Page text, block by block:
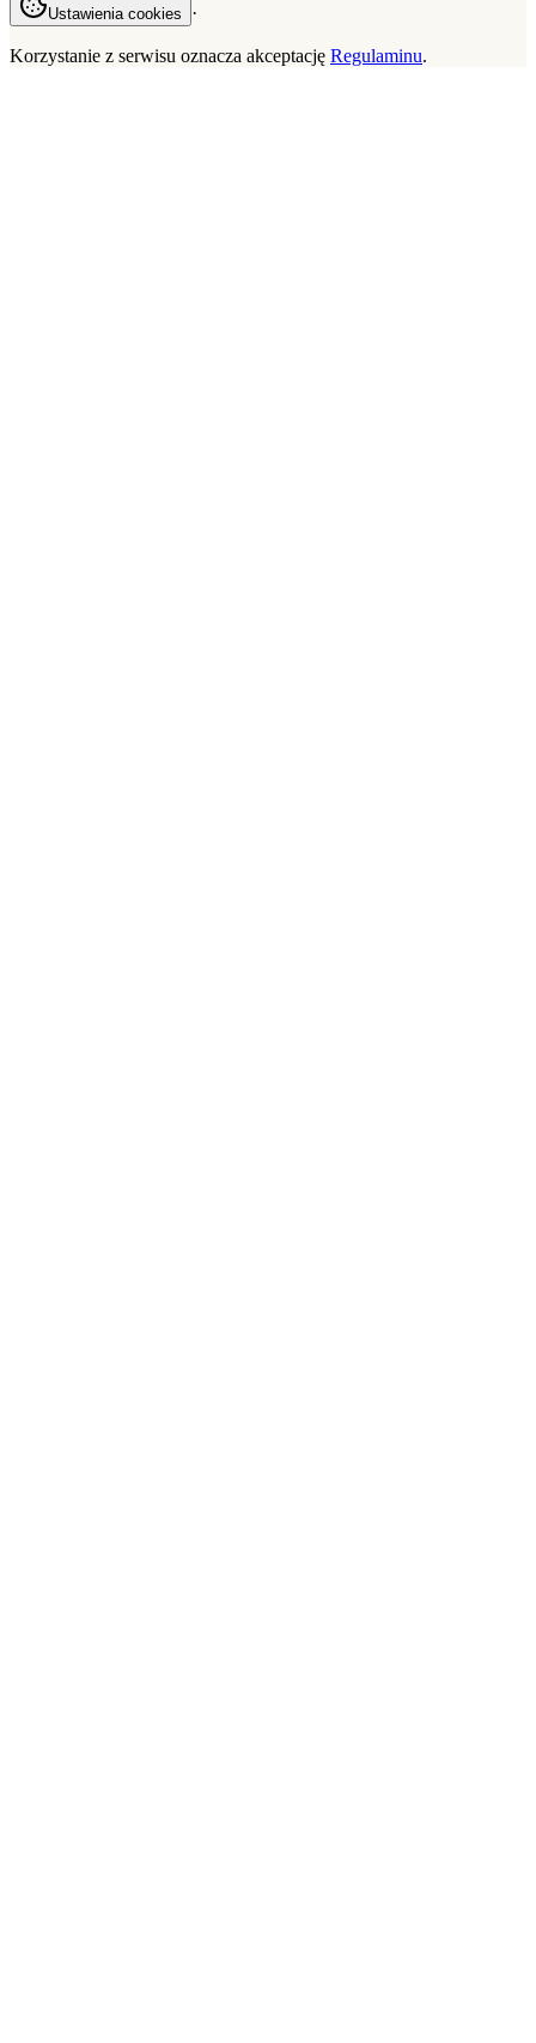
Ustawienia cookies ·
Korzystanie z serwisu oznacza akceptację Regulaminu.